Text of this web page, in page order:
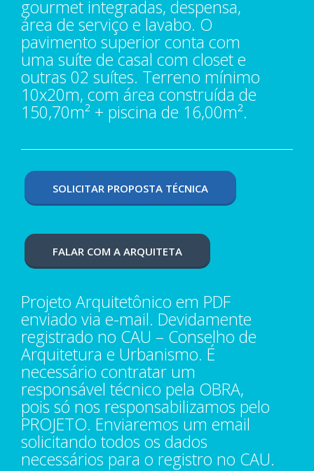
gourmet integradas, despensa,
área de serviço e lavabo. O
pavimento superior conta com
uma suíte de casal com closet e
outras 02 suítes. Terreno mínimo
10x20m, com área construída de
150,70m² + piscina de 16,00m².
SOLICITAR PROPOSTA TÉCNICA
FALAR COM A ARQUITETA
Projeto Arquitetônico em PDF
enviado via e-mail. Devidamente
registrado no CAU – Conselho de
Arquitetura e Urbanismo. É
necessário contratar um
responsável técnico pela OBRA,
pois só nos responsabilizamos pelo
PROJETO. Enviaremos um email
solicitando todos os dados
necessários para o registro no CAU.